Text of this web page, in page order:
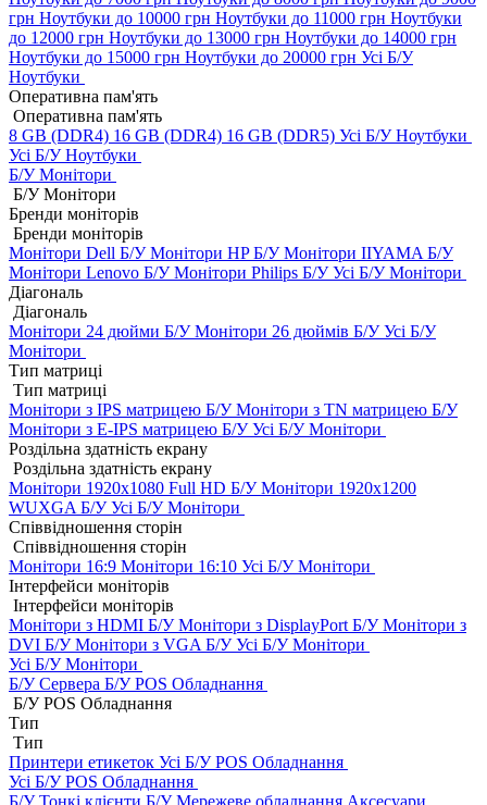
грн Ноутбуки до 10000 грн Ноутбуки до 11000 грн Ноутбуки
до 12000 грн Ноутбуки до 13000 грн Ноутбуки до 14000 грн
Ноутбуки до 15000 грн Ноутбуки до 20000 грн Усі Б/У
Ноутбуки
Оперативна пам'ять
Оперативна пам'ять
8 GB (DDR4) 16 GB (DDR4) 16 GB (DDR5) Усі Б/У Ноутбуки
Усі Б/У Ноутбуки
Б/У Монітори
Б/У Монітори
Бренди моніторів
Бренди моніторів
Монітори Dell Б/УМонітори HP Б/УМонітори IIYAMA Б/У
Монітори Lenovo Б/УМонітори Philips Б/УУсі Б/У Монітори
Діагональ
Діагональ
Монітори 24 дюйми Б/УМонітори 26 дюймів Б/УУсі Б/У
Монітори
Тип матриці
Тип матриці
Монітори з IPS матрицею Б/УМонітори з TN матрицею Б/У
Монітори з E-IPS матрицею Б/УУсі Б/У Монітори
Роздільна здатність екрану
Роздільна здатність екрану
Монітори 1920x1080 Full HD Б/УМонітори 1920x1200
WUXGA Б/УУсі Б/У Монітори
Співвідношення сторін
Співвідношення сторін
Монітори 16:9 Монітори 16:10 Усі Б/У Монітори
Інтерфейси моніторів
Інтерфейси моніторів
Монітори з HDMI Б/УМонітори з DisplayPort Б/УМонітори з
DVI Б/УМонітори з VGA Б/УУсі Б/У Монітори
Усі Б/У Монітори
Б/У Сервера Б/У POS Обладнання
Б/У POS Обладнання
Тип
Тип
Принтери етикеток Усі Б/У POS Обладнання
Усі Б/У POS Обладнання
Б/У Тонкі клієнти Б/У Мережеве обладнання Аксесуари